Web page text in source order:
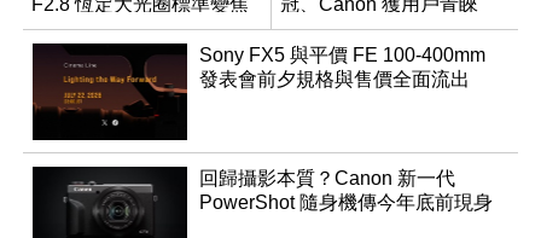
鏡
Sony FX5 與平價 FE 100-400mm
發表會前夕規格與售價全面流出
回歸攝影本質？Canon 新一代
PowerShot 隨身機傳今年底前現身